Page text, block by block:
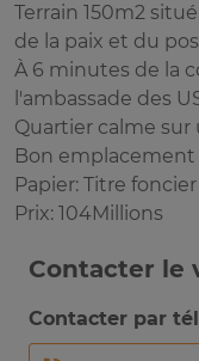
Terrain 150m2
de la paix et du
À 6 minutes de la
l'ambassade des
Quartier calme
Bon
Papier: Titre
Prix: 104Millions
Contacter le
Contacter par